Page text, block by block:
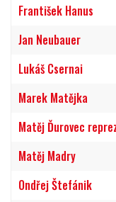
František Hanus
Jan Neubauer
Lukáš Csernai
Marek Matějka
Matěj Ďurovec
Matěj Madry
Ondřej Štefánik